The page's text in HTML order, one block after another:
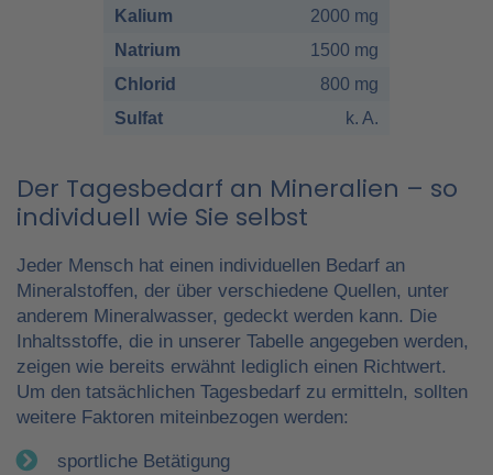
Kalium
2000 mg
Natrium
1500 mg
Chlorid
800 mg
Sulfat
k. A.
Der Tagesbedarf an Mineralien – so
individuell wie Sie selbst
Jeder Mensch hat einen individuellen Bedarf an
Mineralstoffen, der über verschiedene Quellen, unter
anderem Mineralwasser, gedeckt werden kann. Die
Inhaltsstoffe, die in unserer Tabelle angegeben werden,
zeigen wie bereits erwähnt lediglich einen Richtwert.
Um den tatsächlichen Tagesbedarf zu ermitteln, sollten
weitere Faktoren miteinbezogen werden:
sportliche Betätigung